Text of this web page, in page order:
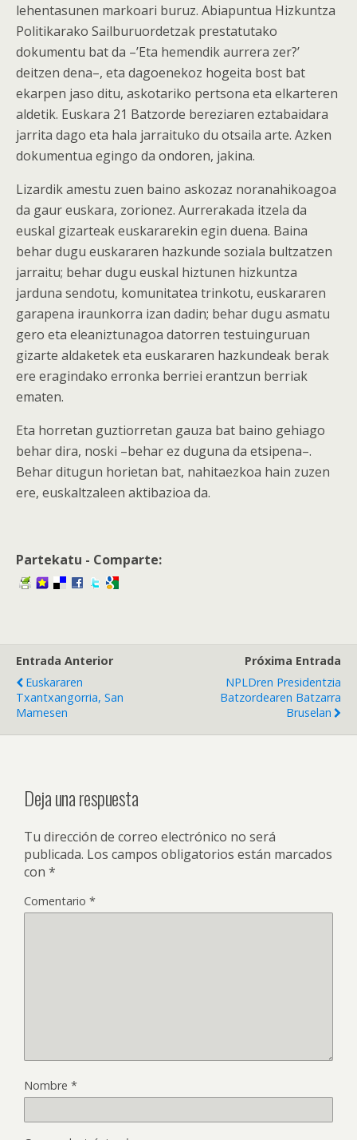
lehentasunen markoari buruz. Abiapuntua Hizkuntza
Politikarako Sailburuordetzak prestatutako
dokumentu bat da –’Eta hemendik aurrera zer?’
deitzen dena–, eta dagoenekoz hogeita bost bat
ekarpen jaso ditu, askotariko pertsona eta elkarteren
aldetik. Euskara 21 Batzorde bereziaren eztabaidara
jarrita dago eta hala jarraituko du otsaila arte. Azken
dokumentua egingo da ondoren, jakina.
Lizardik amestu zuen baino askozaz noranahikoagoa
da gaur euskara, zorionez. Aurrerakada itzela da
euskal gizarteak euskararekin egin duena. Baina
behar dugu euskararen hazkunde soziala bultzatzen
jarraitu; behar dugu euskal hiztunen hizkuntza
jarduna sendotu, komunitatea trinkotu, euskararen
garapena iraunkorra izan dadin; behar dugu asmatu
gero eta eleaniztunagoa datorren testuinguruan
gizarte aldaketek eta euskararen hazkundeak berak
ere eragindako erronka berriei erantzun berriak
ematen.
Eta horretan guztiorretan gauza bat baino gehiago
behar dira, noski –behar ez duguna da etsipena–.
Behar ditugun horietan bat, nahitaezkoa hain zuzen
ere, euskaltzaleen aktibazioa da.
Partekatu - Comparte:
Entrada Anterior
Euskararen
Txantxangorria, San
Mamesen
Próxima Entrada
NPLDren Presidentzia
Batzordearen Batzarra
Bruselan
Deja una respuesta
Tu dirección de correo electrónico no será
publicada. Los campos obligatorios están marcados
con *
Comentario *
Nombre *